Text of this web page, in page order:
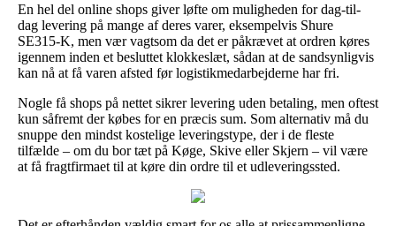
En hel del online shops giver løfte om muligheden for dag-til-
dag levering på mange af deres varer, eksempelvis Shure
SE315-K, men vær vagtsom da det er påkrævet at ordren køres
igennem inden et besluttet klokkeslæt, sådan at de sandsynligvis
kan nå at få varen afsted før logistikmedarbejderne har fri.
Nogle få shops på nettet sikrer levering uden betaling, men oftest
kun såfremt der købes for en præcis sum. Som alternativ må du
snuppe den mindst kostelige leveringstype, der i de fleste
tilfælde – om du bor tæt på Køge, Skive eller Skjern – vil være
at få fragtfirmaet til at køre din ordre til et udleveringssted.